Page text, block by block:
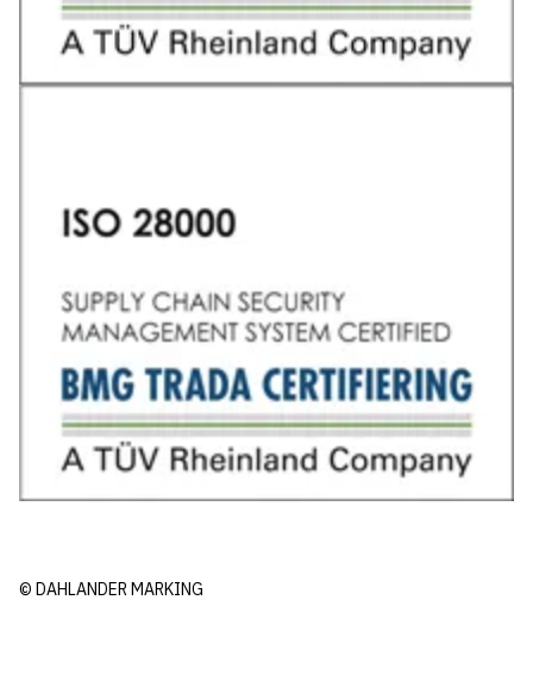
© DAHLANDER MARKING